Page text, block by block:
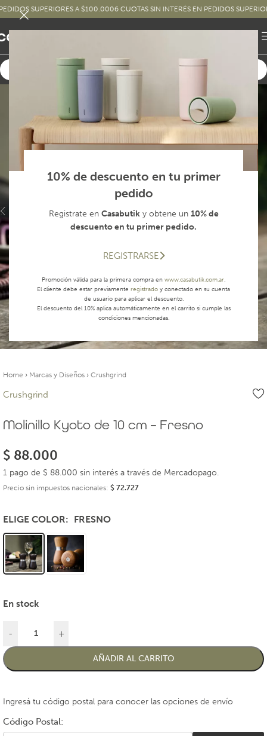
10% de descuento en tu primer
pedido
Registrate en Casabutiky obtene un 10% de
descuento en tu primer pedido.
REGISTRARSE
Promoción válida para la primera compra en www.casabutik.com.ar.
El cliente debe estar previamente registrado y conectado en su cuenta
de usuario para aplicar el descuento.
El descuento del 10% aplica automáticamente en el carrito si cumple las
condiciones mencionadas.
SUPERIORES A $100.0006 CUOTAS SIN INTERÉS EN PEDIDOS SUPERIORES
Home › Marcas y Diseños › Crushgrind
Crushgrind
Molinillo Kyoto de 10 cm – Fresno
$ 88.000
1 pago de $ 88.000 sin interés a través de Mercadopago.
Precio sin impuestos nacionales: $ 72.727
ELIGE COLOR FRESNO
En stock
- +
AÑADIR AL CARRITO
Ingresá tu código postal para conocer las opciones de envío
Código Postal: